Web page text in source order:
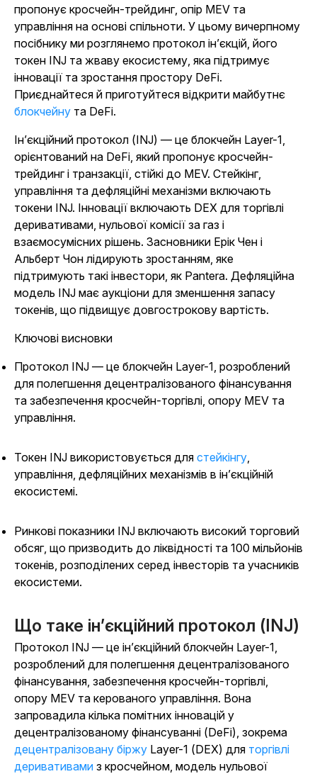
пропонує кросчейн-трейдинг, опір MEV та
управління на основі спільноти. У цьому вичерпному
посібнику ми розглянемо протокол ін’єкцій, його
токен INJ та жваву екосистему, яка підтримує
інновації та зростання простору DeFi.
Приєднайтеся й приготуйтеся відкрити майбутнє
блокчейну та DeFi.
Ін’єкційний протокол (INJ) — це блокчейн Layer-1,
орієнтований на DeFi, який пропонує кросчейн-
трейдинг і транзакції, стійкі до MEV. Стейкінг,
управління та дефляційні механізми включають
токени INJ. Інновації включають DEX для торгівлі
деривативами, нульової комісії за газ і
взаємосумісних рішень. Засновники Ерік Чен і
Альберт Чон лідирують зростанням, яке
підтримують такі інвестори, як Pantera. Дефляційна
модель INJ має аукціони для зменшення запасу
токенів, що підвищує довгострокову вартість.
Ключові висновки
Протокол INJ — це блокчейн Layer-1, розроблений
для полегшення децентралізованого фінансування
та забезпечення кросчейн-торгівлі, опору MEV та
управління.
Токен INJ використовується для стейкінгу,
управління, дефляційних механізмів в ін’єкційній
екосистемі.
Ринкові показники INJ включають високий торговий
обсяг, що призводить до ліквідності та 100 мільйонів
токенів, розподілених серед інвесторів та учасників
екосистеми.
Що таке ін’єкційний протокол (INJ)
Протокол INJ — це ін’єкційний блокчейн Layer-1,
розроблений для полегшення децентралізованого
фінансування, забезпечення кросчейн-торгівлі,
опору MEV та керованого управління. Вона
запровадила кілька помітних інновацій у
децентралізованому фінансуванні (DeFi), зокрема
децентралізовану біржу Layer-1 (DEX) для торгівлі
деривативами з кросчейном, модель нульової